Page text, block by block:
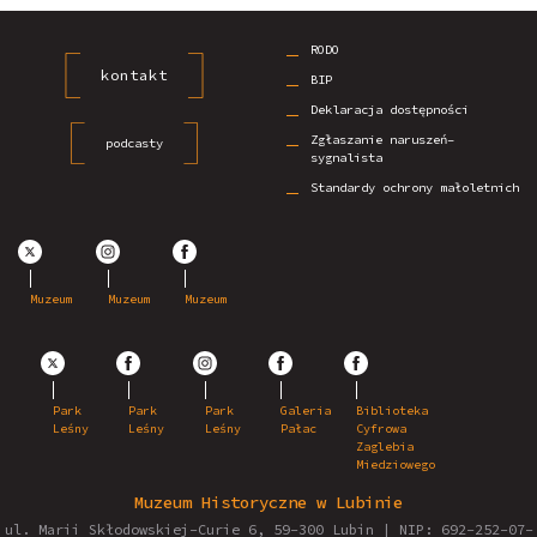
kontakt
podcasty
Muzeum Muzeum Muzeum
Park
Leśny
Park
Leśny
Park
Leśny
Galeria
Pałac
Biblioteka
Cyfrowa
Zaglebia
Miedziowego
RODO
BIP
Deklaracja dostępności
Zgłaszanie naruszeń–
sygnalista
Standardy ochrony małoletnich
Muzeum Historyczne w Lubinie
ul. Marii Skłodowskiej-Curie 6, 59-300 Lubin | NIP: 692-252-07-